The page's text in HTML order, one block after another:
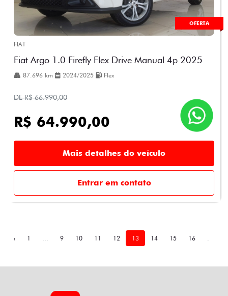
OFERTA
FIAT
Fiat Argo 1.0 Firefly Flex Drive Manual 4p 2025
87.696 km 2024/2025 Flex
DE R$ 66.990,00
R$ 64.990,00
Mais detalhes do veículo
Entrar em contato
‹ 1 9 10 11 12 13 14 15 16